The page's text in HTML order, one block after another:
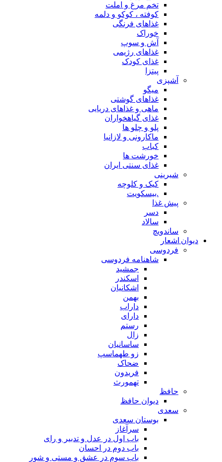
تخم مرغ و املت
کوفته ، کوکو و دلمه
غذاهای فرنگی
خوراک
آش و سوپ
غذاهای رژیمی
غذای کودک
پیتزا
آشپزی
میگو
غذاهای گوشتی
ماهی و غذاهای دریایی
غذای گیاهخواران
پلو و چلو ها
ماکارونی و لازانیا
کباب
خورشت ها
غذای سنتی ایران
شیرینی
کیک و کلوچه
.بیسکویت
پیش غذا
دسر
سالاد
ساندویچ
دیوان اشعار
فردوسی
شاهنامه فردوسی
جمشید
اسکندر
اشکانیان
بهمن
داراب
دارای
رستم
زال
ساسانیان
زو طهماسپ‏
ضحاک
فریدون
تهمورث
حافظ
دیوان حافظ
سعدی
بوستان سعدی
سرآغاز
باب اول در عدل و تدبیر و رای
باب دوم در احسان
باب سوم در عشق و مستی و شور